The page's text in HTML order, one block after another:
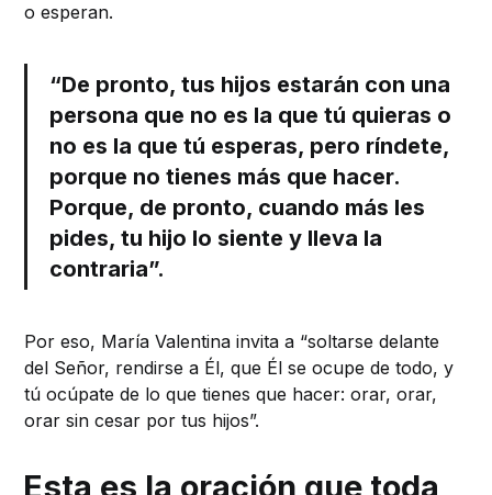
o esperan.
“De pronto, tus hijos estarán con una
persona que no es la que tú quieras o
no es la que tú esperas, pero ríndete,
porque no tienes más que hacer.
Porque, de pronto, cuando más les
pides, tu hijo lo siente y lleva la
contraria”.
Por eso, María Valentina invita a “soltarse delante
del Señor, rendirse a Él, que Él se ocupe de todo, y
tú ocúpate de lo que tienes que hacer: orar, orar,
orar sin cesar por tus hijos”.
Esta es la oración que toda